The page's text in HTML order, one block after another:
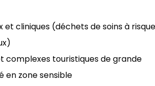
et cliniques (déchets de soins à
complexes touristiques de grande
en zone sensible